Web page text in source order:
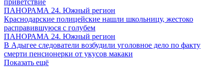
приветствие
ПАНОРАМА 24. Южный регион
Краснодарские полицейские нашли школьницу, жестоко
расправившуюся с голубем
ПАНОРАМА 24. Южный регион
В Адыгее следователи возбудили уголовное дело по факту
смерти пенсионерки от укусов макаки
Показать ещё